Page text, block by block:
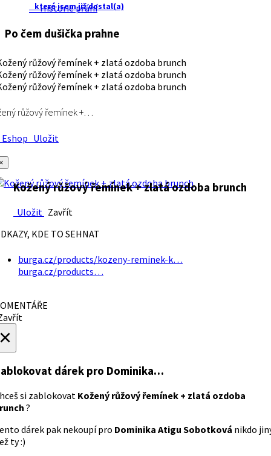
které jsem již dostal(a)
Historie přání
Po čem dušička prahne
růžový řemínek +…
Uložit
Kožený růžový řemínek + zlatá ozdoba brunch
Uložit Zavřít
KDE TO SEHNAT
burga.cz/products/kozeny-reminek-k…
burga.cz/products…
dárek pro Dominika…
si zablokovat Kožený růžový řemínek + zlatá ozdoba
?
dárek pak nekoupí pro Dominika Atigu Sobotková nikdo
ty :)